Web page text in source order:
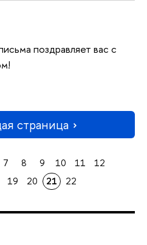
поздравляет вас с
страница
7 8 9 10 11
12
19 20 21 22